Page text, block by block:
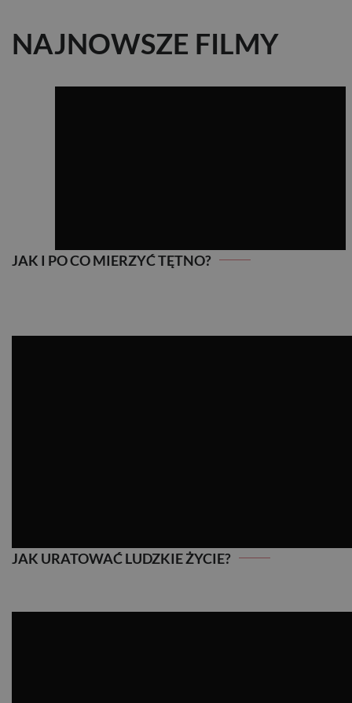
NAJNOWSZE FILMY
JAK I PO CO MIERZYĆ TĘTNO?
JAK URATOWAĆ LUDZKIE ŻYCIE?